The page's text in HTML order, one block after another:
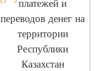
переводов денег на
территории
Республики
Казахстан